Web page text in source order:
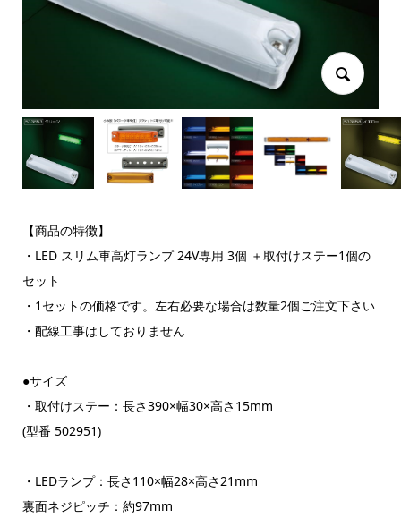
【商品の特徴】
・LED スリム車高灯ランプ 24V専用 3個 ＋取付けステー1個の
セット
・1セットの価格です。左右必要な場合は数量2個ご注文下さい
・配線工事はしておりません
●サイズ
・取付けステー：長さ390×幅30×高さ15mm
(型番 502951)
・LEDランプ：長さ110×幅28×高さ21mm
裏面ネジピッチ：約97mm